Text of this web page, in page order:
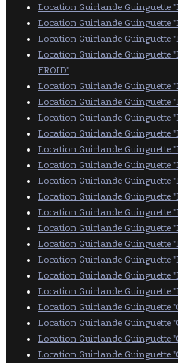
Location Guirlande Guinguette
Location Guirlande Guinguette
Location Guirlande Guinguette
Location Guirlande Guinguette
FROID"
Location Guirlande Guinguette
Location Guirlande Guinguette
Location Guirlande Guinguette
Location Guirlande Guinguette
Location Guirlande Guinguette
Location Guirlande Guinguette
Location Guirlande Guinguette
Location Guirlande Guinguette
Location Guirlande Guinguette
Location Guirlande Guinguette
Location Guirlande Guinguette
Location Guirlande Guinguette
Location Guirlande Guinguette
Location Guirlande Guinguette
Location Guirlande Guinguette
Location Guirlande Guinguette
Location Guirlande Guinguette
Location Guirlande Guinguette